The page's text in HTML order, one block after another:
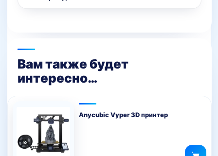
Вам также будет
интересно…
Anycubic Vyper 3D принтер